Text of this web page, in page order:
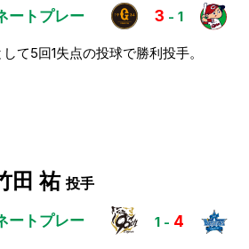
ートプレー 3 - 1
て5回1失点の投球で勝利投手。
田 祐 投手
ートプレー 1 - 4